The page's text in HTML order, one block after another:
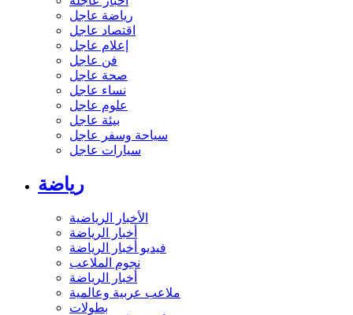
رياضة عاجل
اقتصاد عاجل
إعلام عاجل
فن عاجل
صحة عاجل
نساء عاجل
علوم عاجل
بيئة عاجل
سياحة وسفر عاجل
سيارات عاجل
رياضة
الأخبار الرياضية
أخبار الرياضة
فيديو أخبار الرياضة
نجوم الملاعب
أخبار الرياضة
ملاعب عربية وعالمية
بطولات